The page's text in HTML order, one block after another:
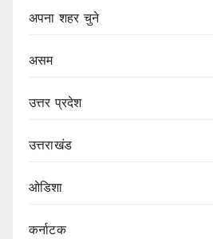
अपना शहर चुने
असम
उत्तर प्रदेश
उत्तराखंड
ओडिशा
कर्नाटक